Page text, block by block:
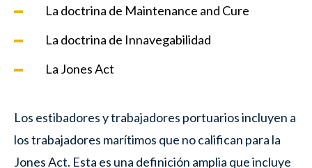
La doctrina de Maintenance and Cure
La doctrina de Innavegabilidad
La Jones Act
Los estibadores y trabajadores portuarios incluyen a
los trabajadores marítimos que no califican para la
Jones Act. Esta es una definición amplia que incluye